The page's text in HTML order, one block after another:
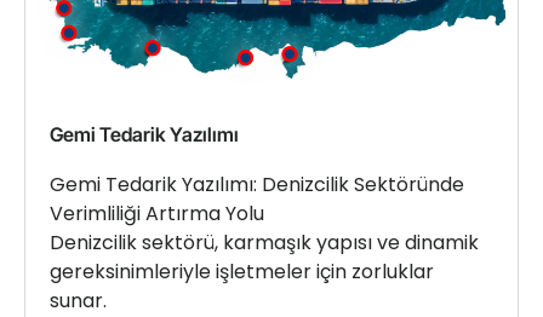
Gemi Tedarik Yazılımı
Gemi Tedarik Yazılımı: Denizcilik Sektöründe
Verimliliği Artırma Yolu
Denizcilik sektörü, karmaşık yapısı ve dinamik
gereksinimleriyle işletmeler için zorluklar
sunar.